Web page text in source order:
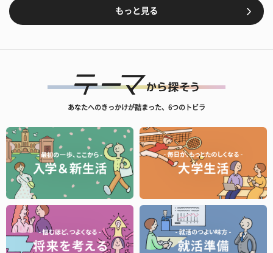
もっと見る
あなたへのきっかけが詰まった、6つのトビラ